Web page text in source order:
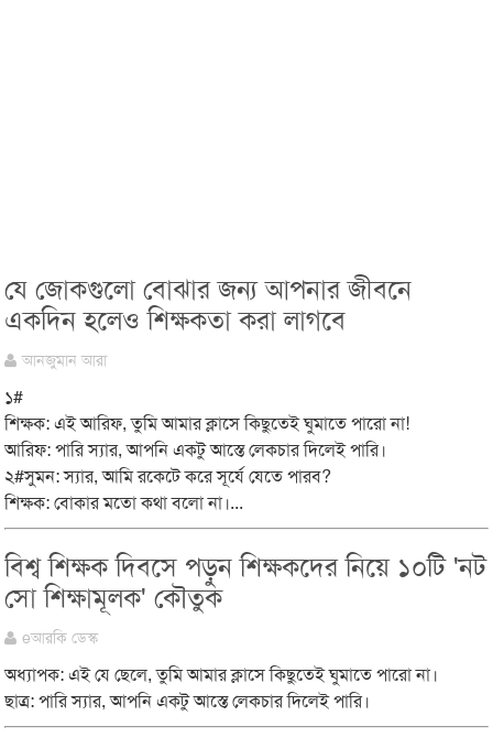
যে জোকগুলো বোঝার জন্য আপনার জীবনে
একদিন হলেও শিক্ষকতা করা লাগবে
আনজুমান আরা
১#
শিক্ষক: এই আরিফ, তুমি আমার ক্লাসে কিছুতেই ঘুমাতে পারো না!
আরিফ: পারি স্যার, আপনি একটু আস্তে লেকচার দিলেই পারি।
২#সুমন: স্যার, আমি রকেটে করে সূর্যে যেতে পারব?
শিক্ষক: বোকার মতো কথা বলো না।...
বিশ্ব শিক্ষক দিবসে পড়ুন শিক্ষকদের নিয়ে ১০টি 'নট
সো শিক্ষামূলক' কৌতুক
eআরকি ডেস্ক
অধ্যাপক: এই যে ছেলে, তুমি আমার ক্লাসে কিছুতেই ঘুমাতে পারো না।
ছাত্র: পারি স্যার, আপনি একটু আস্তে লেকচার দিলেই পারি।